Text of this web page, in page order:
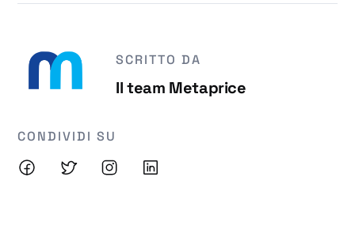
SCRITTO DA
Il team Metaprice
CONDIVIDI SU